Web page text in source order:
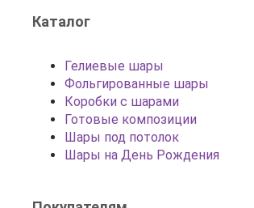
Каталог
Гелиевые шары
Фольгированные шары
Коробки с шарами
Готовые композиции
Шары под потолок
Шары на День Рождения